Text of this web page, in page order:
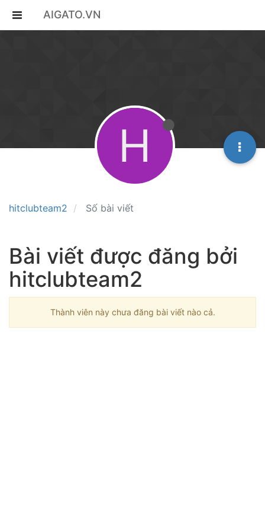
AIGATO.VN
hitclubteam2 Số bài viết
H
Bài viết được đăng bởi
hitclubteam2
Thành viên này chưa đăng bài viết nào cả.